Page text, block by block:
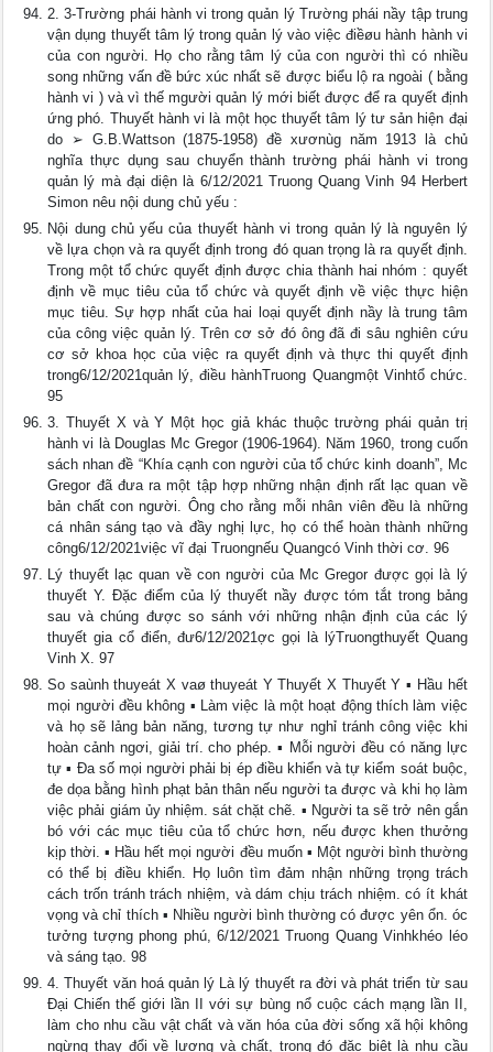
2. 3-Trường phái hành vi trong quản lý Trường phái nầy tập trung
vận dụng thuyết tâm lý trong quản lý vào việc điềøu hành hành vi
của con người. Họ cho rằng tâm lý của con người thì có nhiều
song những vấn đề bức xúc nhất sẽ được biểu lộ ra ngoài ( bằng
hành vi ) và vì thế mgười quản lý mới biết được để ra quyết định
ứng phó. Thuyết hành vi là một học thuyết tâm lý tư sản hiện đại
do ➢ G.B.Wattson (1875-1958) đề xươnùg năm 1913 là chủ
nghĩa thực dụng sau chuyển thành trường phái hành vi trong
quản lý mà đại diện là 6/12/2021 Truong Quang Vinh 94 Herbert
Simon nêu nội dung chủ yếu :
Nội dung chủ yếu của thuyết hành vi trong quản lý là nguyên lý
về lựa chọn và ra quyết định trong đó quan trọng là ra quyết định.
Trong một tổ chức quyết định được chia thành hai nhóm : quyết
định về mục tiêu của tổ chức và quyết định về việc thực hiện
mục tiêu. Sự hợp nhất của hai loại quyết định nầy là trung tâm
của công việc quản lý. Trên cơ sở đó ông đã đi sâu nghiên cứu
cơ sở khoa học của việc ra quyết định và thực thi quyết định
trong6/12/2021quản lý, điều hànhTruong Quangmột Vinhtổ chức.
95
3. Thuyết X và Y Một học giả khác thuộc trường phái quản trị
hành vi là Douglas Mc Gregor (1906-1964). Năm 1960, trong cuốn
sách nhan đề “Khía cạnh con người của tổ chức kinh doanh”, Mc
Gregor đã đưa ra một tập hợp những nhận định rất lạc quan về
bản chất con người. Ông cho rằng mỗi nhân viên đều là những
cá nhân sáng tạo và đầy nghị lực, họ có thể hoàn thành những
công6/12/2021việc vĩ đại Truongnếu Quangcó Vinh thời cơ. 96
Lý thuyết lạc quan về con người của Mc Gregor được gọi là lý
thuyết Y. Đặc điểm của lý thuyết nầy được tóm tắt trong bảng
sau và chúng được so sánh với những nhận định của các lý
thuyết gia cổ điển, đư6/12/2021ợc gọi là lýTruongthuyết Quang
Vinh X. 97
So saùnh thuyeát X vaø thuyeát Y Thuyết X Thuyết Y ▪ Hầu hết
mọi người đều không ▪ Làm việc là một hoạt động thích làm việc
và họ sẽ lảng bản năng, tương tự như nghỉ tránh công việc khi
hoàn cảnh ngơi, giải trí. cho phép. ▪ Mỗi người đều có năng lực
tự ▪ Đa số mọi người phải bị ép điều khiển và tự kiểm soát buộc,
đe dọa bằng hình phạt bản thân nếu người ta được và khi họ làm
việc phải giám ủy nhiệm. sát chặt chẽ. ▪ Người ta sẽ trở nên gắn
bó với các mục tiêu của tổ chức hơn, nếu được khen thưởng
kịp thời. ▪ Hầu hết mọi người đều muốn ▪ Một người bình thường
có thể bị điều khiển. Họ luôn tìm đảm nhận những trọng trách
cách trốn tránh trách nhiệm, và dám chịu trách nhiệm. có ít khát
vọng và chỉ thích ▪ Nhiều người bình thường có được yên ổn. óc
tưởng tượng phong phú, 6/12/2021 Truong Quang Vinhkhéo léo
và sáng tạo. 98
4. Thuyết văn hoá quản lý Là lý thuyết ra đời và phát triển từ sau
Đại Chiến thế giới lần II với sự bùng nổ cuộc cách mạng lần II,
làm cho nhu cầu vật chất và văn hóa của đời sống xã hội không
ngừng thay đổi về lượng và chất, trong đó đặc biệt là nhu cầu